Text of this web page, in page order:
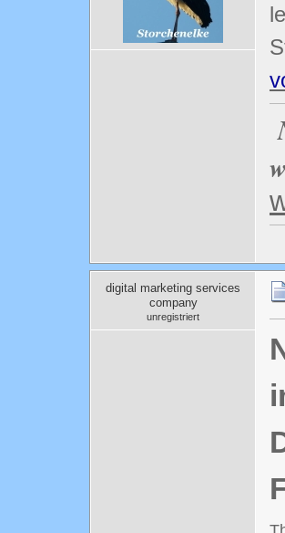
digital marketing services
company
unregistriert